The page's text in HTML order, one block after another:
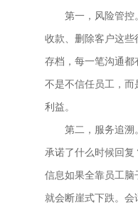
第一，风险管控
收款、删除客户这
存档，每一笔沟通
不是不信任员工，
利益。
第二，服务追溯
承诺了什么时候回
信息如果全靠员工
就会断崖式下跌。会